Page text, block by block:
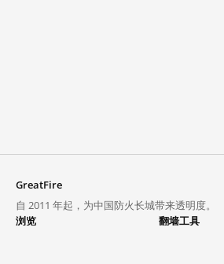
GreatFire
自 2011 年起，为中国防火长城带来透明度。
浏览
翻墙工具